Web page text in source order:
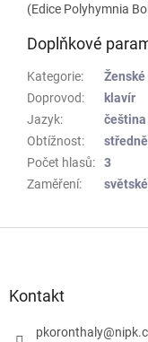
(Edice Polyhymnia
Doplňkové
Kategorie:
Doprovod:
klavír
Jazyk:
čeština
Obtížnost:
Počet hlasů:
3
Zaměření: světské
Kontakt
pkoronthaly@